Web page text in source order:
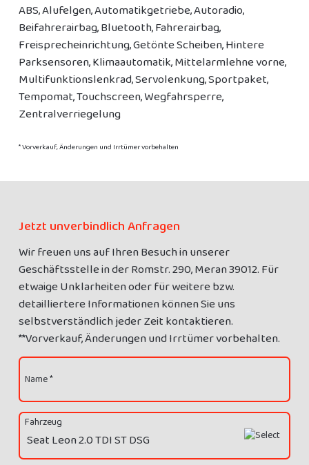
ABS, Alufelgen, Automatikgetriebe, Autoradio,
Beifahrerairbag, Bluetooth, Fahrerairbag,
Freisprecheinrichtung, Getönte Scheiben, Hintere
Parksensoren, Klimaautomatik, Mittelarmlehne vorne,
Multifunktionslenkrad, Servolenkung, Sportpaket,
Tempomat, Touchscreen, Wegfahrsperre,
Zentralverriegelung
* Vorverkauf, Änderungen und Irrtümer vorbehalten
Jetzt unverbindlich Anfragen
Wir freuen uns auf Ihren Besuch in unserer
Geschäftsstelle in der Romstr. 290, Meran 39012. Für
etwaige Unklarheiten oder für weitere bzw.
detailliertere Informationen können Sie uns
selbstverständlich jeder Zeit kontaktieren.
**Vorverkauf, Änderungen und Irrtümer vorbehalten.
Name *
Fahrzeug